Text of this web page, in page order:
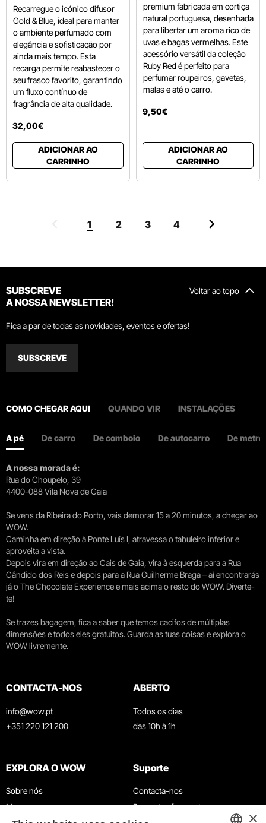
Recarregue o icónico difusor
Gold & Blue, ideal para manter
o ambiente perfumado com
elegância e sofisticação por
ainda mais tempo. Esta
recarga permite reabastecer o
seu frasco favorito, garantindo
um fluxo contínuo de
fragrância de alta qualidade.
32,00€
ADICIONAR AO
CARRINHO
premium fabricada em cortiça
natural portuguesa, desenhada
para libertar um aroma rico de
uvas e bagas vermelhas.Este
acessório versátil da coleção
Ruby Red é perfeito para
perfumar roupeiros, gavetas,
malas e até o carro.
9,50€
ADICIONAR AO
CARRINHO
1 2 3 4
Voltar ao topo
SUBSCREVE
A NOSSA NEWSLETTER!
Fica a par de todas as novidades, eventos e ofertas!
SUBSCREVE
COMO CHEGAR AQUI QUANDO VIR INSTALAÇÕES
A pé De carro De comboio De autocarro De metro
A nossa morada é:
Rua do Choupelo, 39
4400-088 Vila Nova de Gaia
Se vens da Ribeira do Porto, vais demorar 15 a 20 minutos, a chegar ao
WOW.
Caminha em direção à Ponte Luís I, atravessa o tabuleiro inferior e
aproveita a vista.
Depois vira em direção ao Cais de Gaia, vira à esquerda para a Rua
Cândido dos Reis e depois para a Rua Guilherme Braga – aí encontrarás
já o The Chocolate Experience e mais acima o resto do WOW. Diverte-
te!
Se trazes bagagem, fica a saber que temos cacifos de múltiplas
dimensões e todos eles gratuitos. Guarda as tuas coisas e explora o
WOW livremente.
CONTACTA-NOS
info@wow.pt
+351 220 121 200
ABERTO
Todos os dias
das 10h à 1h
EXPLORA O WOW
Sobre nós
Museus
Suporte
Contacta-nos
Perguntas frequentes
×